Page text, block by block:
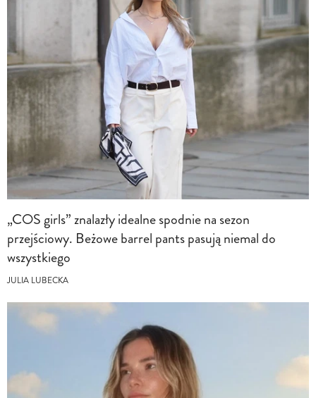
„COS girls” znalazły idealne spodnie na sezon
przejściowy. Beżowe barrel pants pasują niemal do
wszystkiego
JULIA LUBECKA